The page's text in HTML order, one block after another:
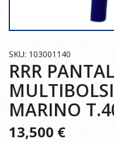
SKU: 103001140
RRR
MARINO
13,500€